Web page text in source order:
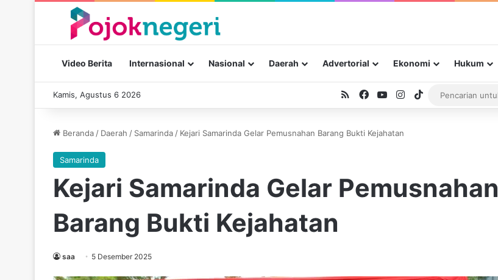
Video Berita Internasional Nasional Daerah Advertorial Ekonomi Hukum
Kamis, Agustus 6 2026 RSSFacebook
YouTubeInstagram
TikTok
Beranda / Daerah / Samarinda / Kejari Samarinda Gelar Pemusnahan Barang Bukti Kejahatan
Samarinda
Kejari Samarinda Gelar Pemusnahan
Barang Bukti Kejahatan
saa 5 Desember 2025